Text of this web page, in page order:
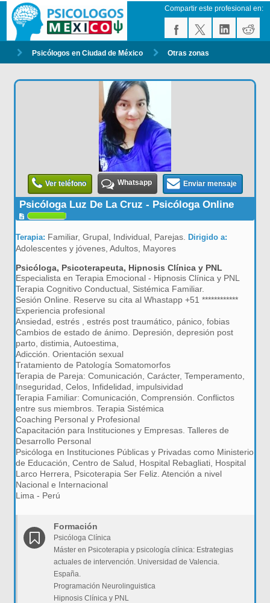
Compartir este profesional en:
Psicólogos en Ciudad de México Otras zonas
Ver teléfono Whatsapp Enviar mensaje
Psicóloga Luz De La Cruz - Psicóloga Online
Terapia: Familiar, Grupal, Individual, Parejas.Dirigido a:
Adolescentes y jóvenes, Adultos, Mayores
Psicóloga, Psicoterapeuta, Hipnosis Clínica y PNL
Especialista en Terapia Emocional - Hipnosis Clínica y PNL
Terapia Cognitivo Conductual, Sistémica Familiar.
Sesión Online. Reserve su cita al Whastapp +51 ************
Experiencia profesional
Ansiedad, estrés , estrés post traumático, pánico, fobias
Cambios de estado de ánimo. Depresión, depresión post
parto, distimia, Autoestima,
Adicción. Orientación sexual
Tratamiento de Patología Somatomorfos
Terapia de Pareja: Comunicación, Carácter, Temperamento,
Inseguridad, Celos, Infidelidad, impulsividad
Terapia Familiar: Comunicación, Comprensión. Conflictos
entre sus miembros. Terapia Sistémica
Coaching Personal y Profesional
Capacitación para Instituciones y Empresas. Talleres de
Desarrollo Personal
Psicóloga en Instituciones Públicas y Privadas como Ministerio
de Educación, Centro de Salud, Hospital Rebagliati, Hospital
Larco Herrera, Psicoterapia Ser Feliz. Atención a nivel
Nacional e Internacional
Lima - Perú
Formación
Psicóloga Clínica
Máster en Psicoterapia y psicología clínica: Estrategias
actuales de intervención. Universidad de Valencia.
España.
Programación Neurolinguistica
Hipnosis Clínica y PNL